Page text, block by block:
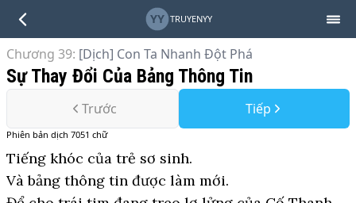
YY TRUYENYY
Chương 39: [Dịch] Con Ta Nhanh Đột Phá
Sự Thay Đổi Của Bảng Thông Tin
Trước Tiếp
Phiên bản dịch 7051 chữ
Tiếng khóc của trẻ sơ sinh.
Và bảng thông tin được làm mới.